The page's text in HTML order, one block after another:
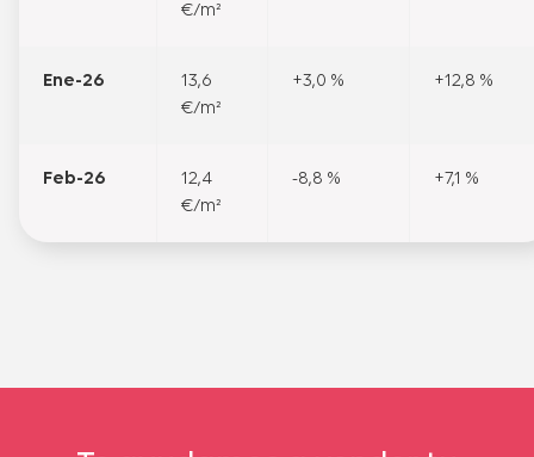
€/m²
Ene-26
13,6
€/m²
+3,0 % +12,8 %
Feb-26
12,4
€/m²
-8,8 % +7,1 %